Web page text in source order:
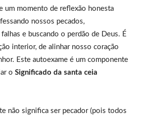
um momento de reflexão honesta
nossos pecados,
e buscando o perdão de Deus. É
interior, de alinhar nosso coração
Este autoexame é um componente
o Significado da santa ceia
não significa ser pecador (pois todos